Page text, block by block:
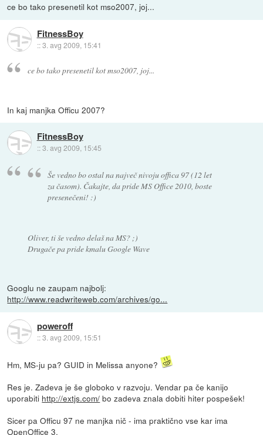
ce bo tako presenetil kot mso2007, joj...
FitnessBoy
::3. avg 2009, 15:41
ce bo tako presenetil kot mso2007, joj...
In kaj manjka Officu 2007?
FitnessBoy
::3. avg 2009, 15:45
Še vedno bo ostal na največ nivoju offica 97 (12 let
za časom). Čakajte, da pride MS Office 2010, boste
presenečeni! :)
Oliver, ti še vedno delaš na MS? ;)
Drugače pa pride kmalu Google Wave
Googlu ne zaupam najbolj:
http://www.readwriteweb.com/archives/go...
poweroff
::3. avg 2009, 15:51
Hm, MS-ju pa? GUID in Melissa anyone?
Res je. Zadeva je še globoko v razvoju. Vendar pa če kanijo
uporabiti http://extjs.com/ bo zadeva znala dobiti hiter pospešek!
Sicer pa Officu 97 ne manjka nič - ima praktično vse kar ima
OpenOffice 3.